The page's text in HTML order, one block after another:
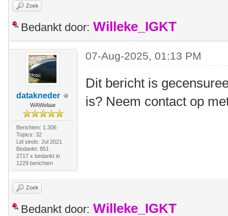
Zoek
Bedankt door: Willeke_IGKT
datakneder
WAWelaar
Berichten: 1.306
Topics: 32
Lid sinds: Jul 2021
Bedankt: 851
2717 x bedankt in
1229 berichten
07-Aug-2025, 01:13 PM
Dit bericht is
is? Neem contact op
Zoek
Bedankt door: Willeke_IGKT